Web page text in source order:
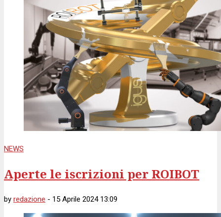
NEWS
Aperte le iscrizioni per ROIBOT
by redazione - 15 Aprile 2024 13:09